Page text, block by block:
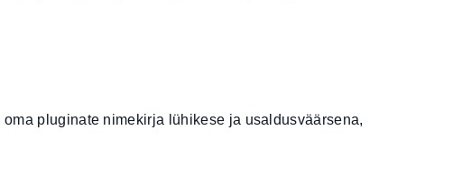
pluginate nimekirja lühikese ja usaldusväärsena,